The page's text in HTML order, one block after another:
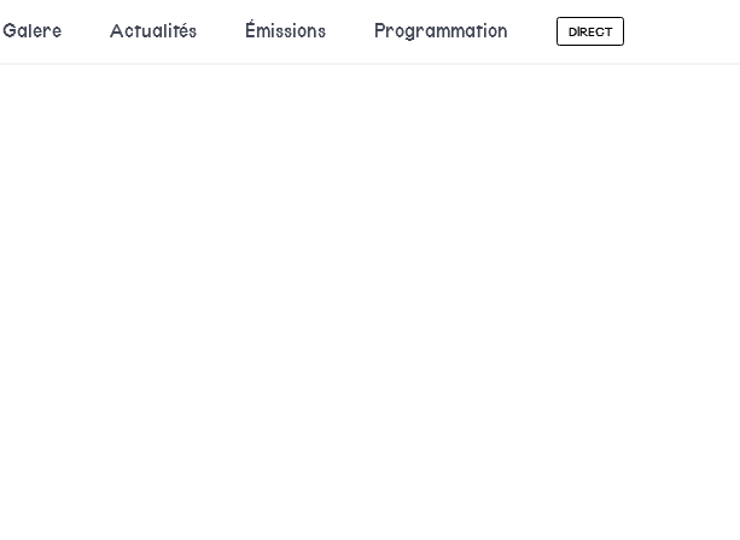
Galere Actualités Émissions Programmation DIRECT